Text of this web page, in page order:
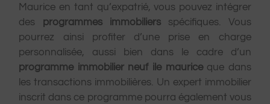
Maurice en tant qu’expatrié, vous pouvez intégrer
des programmes immobiliers spécifiques. Vous
pourrez ainsi profiter d’une prise en charge
personnalisée, aussi bien dans le cadre d’un
programme immobilier neuf ile mauriceque dans
les transactions immobilières. Un expert immobilier
inscrit dans ce programme pourra également vous